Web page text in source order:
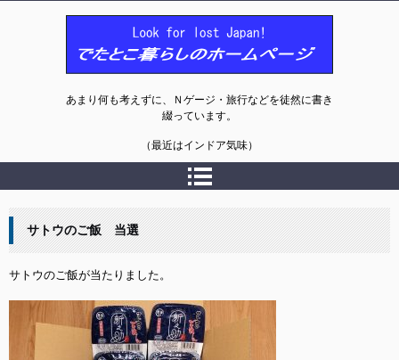
あまり何も考えずに、Ｎゲージ・旅行などを徒然に書き
綴っています。
（最近はインドア気味）
サトウのご飯 当選
サトウのご飯が当たりました。